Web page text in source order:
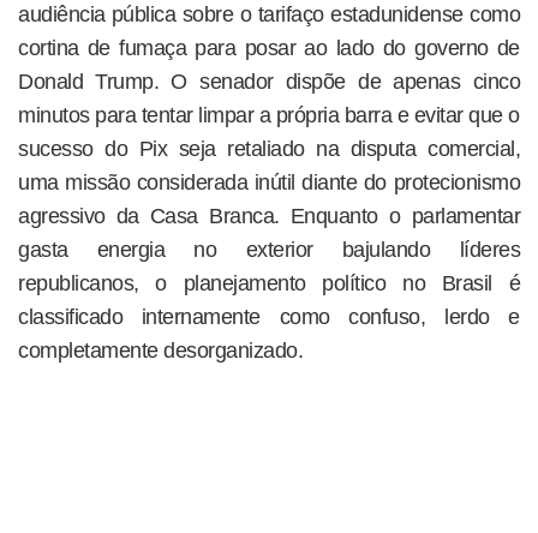
audiência pública sobre o tarifaço estadunidense como
cortina de fumaça para posar ao lado do governo de
Donald Trump. O senador dispõe de apenas cinco
minutos para tentar limpar a própria barra e evitar que o
sucesso do Pix seja retaliado na disputa comercial,
uma missão considerada inútil diante do protecionismo
agressivo da Casa Branca. Enquanto o parlamentar
gasta energia no exterior bajulando líderes
republicanos, o planejamento político no Brasil é
classificado internamente como confuso, lerdo e
completamente desorganizado.